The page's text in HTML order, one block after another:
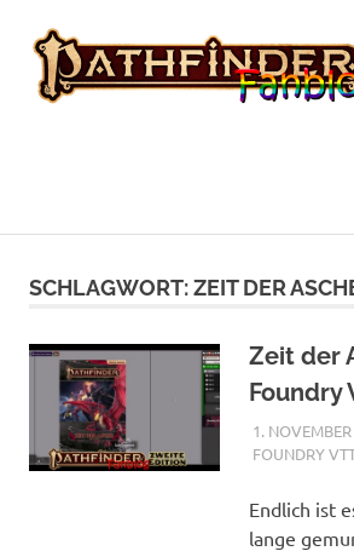
InhaltSCHLAGWORT:ZEIT DER
Zeit der
Foundry
1.
FOUNDRY
Endlich ist
lange